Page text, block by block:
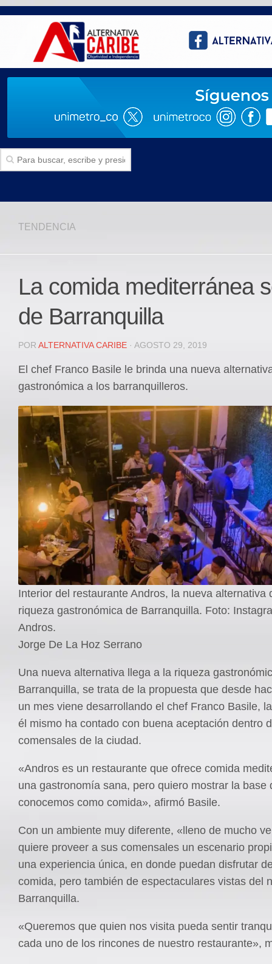
Politica
Deportes
JUDICIAL
DEPARTAMENTAL
Internacional
OPINIÓN
Contactenos
facebook
Twitter
Instagram
Registro ISSN: 2711-3299
TENDENCIA
La comida mediterránea
de Barranquilla
POR ALTERNATIVA CARIBE · AGOSTO 29, 2019
El chef Franco Basile le brinda una nueva
gastronómica a los barranquilleros.
Interior del restaurante Andros, la nueva alternativa
riqueza gastronómica de Barranquilla. Foto:
Andros.
Jorge De La Hoz Serrano
Una nueva alternativa llega a la riqueza
Barranquilla, se trata de la propuesta que desde
un mes viene desarrollando el chef Franco Basile,
él mismo ha contado con buena aceptación dentro
comensales de la ciudad.
«Andros es un restaurante que ofrece comida
una gastronomía sana, pero quiero mostrar la base
conocemos como comida», afirmó Basile.
Con un ambiente muy diferente, «lleno de mucho
quiere proveer a sus comensales un escenario
una experiencia única, en donde puedan disfrutar
comida, pero también de espectaculares vistas del
Barranquilla.
«Queremos que quien nos visita pueda sentir
cada uno de los rincones de nuestro restaurante»,